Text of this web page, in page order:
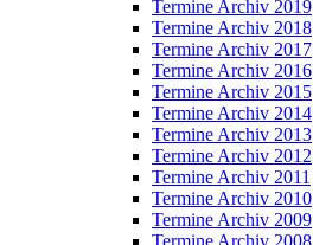
Termine Archiv 2019
Termine Archiv 2018
Termine Archiv 2017
Termine Archiv 2016
Termine Archiv 2015
Termine Archiv 2014
Termine Archiv 2013
Termine Archiv 2012
Termine Archiv 2011
Termine Archiv 2010
Termine Archiv 2009
Termine Archiv 2008